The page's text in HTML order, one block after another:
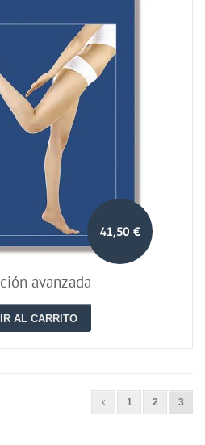
41,50 €
avanzada
AL CARRITO
1 2 3